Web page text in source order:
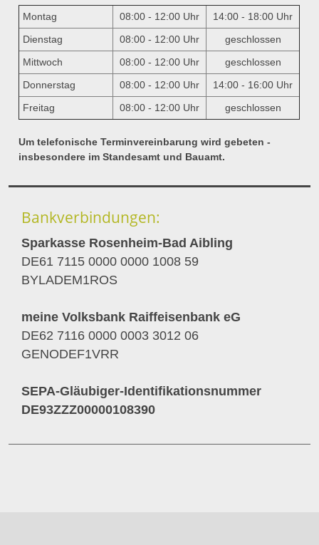
Montag 08:00 - 12:00 Uhr
14:00 - 18:00 Uhr
Dienstag
08:00 - 12:00 Uhr
geschlossen
Mittwoch
08:00 - 12:00 Uhr
geschlossen
Donnerstag
08:00 - 12:00 Uhr
14:00 - 16:00 Uhr
Freitag
08:00 - 12:00 Uhr geschlossen
Um telefonische Terminvereinbarung wird gebeten -
insbesondere im Standesamt und Bauamt.
Bankverbindungen:
Sparkasse Rosenheim-Bad Aibling
DE61 7115 0000 0000 1008 59
BYLADEM1ROS
meine Volksbank Raiffeisenbank eG
DE62 7116 0000 0003 3012 06
GENODEF1VRR
SEPA-Gläubiger-Identifikationsnummer
DE93ZZZ00000108390